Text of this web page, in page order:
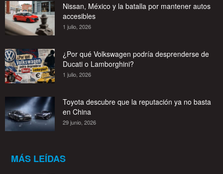
Nissan, México y la batalla por mantener autos
accesibles
1 julio, 2026
¿Por qué Volkswagen podría desprenderse de
Ducati o Lamborghini?
1 julio, 2026
Toyota descubre que la reputación ya no basta
en China
29 junio, 2026
MÁS LEÍDAS